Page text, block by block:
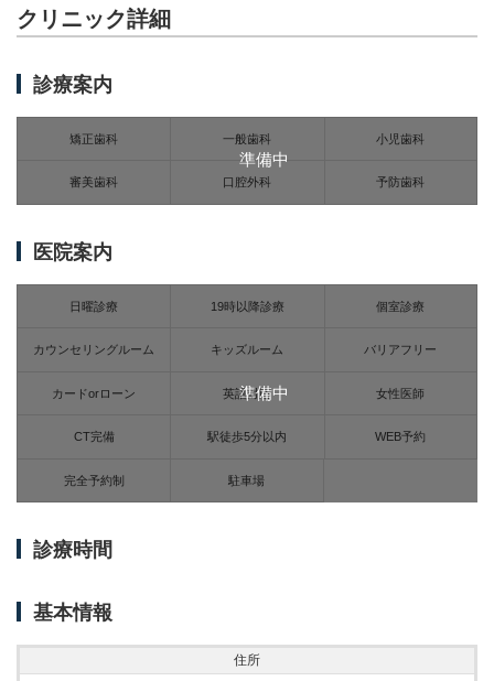
クリニック詳細
診療案内
準備中
矯正歯科 一般歯科 小児歯科
審美歯科 口腔外科 予防歯科
医院案内
準備中
日曜診療 19時以降診療 個室診療
カウンセリングルーム キッズルーム バリアフリー
カードorローン 英語対応 女性医師
CT完備 駅徒歩5分以内 WEB予約
完全予約制 駐車場
診療時間
基本情報
住所